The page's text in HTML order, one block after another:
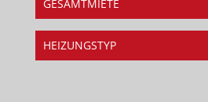
GESAMTMIETE
HEIZUNGSTYP